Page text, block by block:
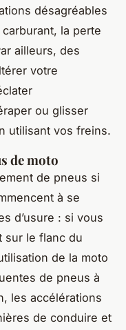
désagréables
la perte
ailleurs, des
votre
ou glisser
utilisant vos freins.
de moto
de pneus si
à se
d’usure : si vous
sur le flanc du
de la moto
de pneus à
les accélérations
de conduire et